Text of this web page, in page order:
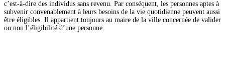
c’est-à-dire des individus sans revenu. Par conséquent, les personnes aptes à
subvenir convenablement à leurs besoins de la vie quotidienne peuvent aussi
être éligibles. Il appartient toujours au maire de la ville concernée de valider
ou non l’éligibilité d’une personne.